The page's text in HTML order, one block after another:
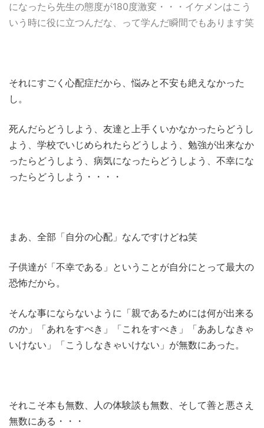
になったら先生の態度が180度激変・・・イケメンはこう
いう時に役に立つんだな、って学んだ瞬間でもあります笑
それにすごく心配症だから、悩みと不安も絶えなかった
し。
死んだらどうしよう、友達と上手くいかなかったらどうし
よう、学校でいじめられたらどうしよう、勉強が出来なか
ったらどうしよう、病気になったらどうしよう、不幸にな
ったらどうしよう・・・・
まあ、全部「自分の心配」なんですけどね笑
子供達が「不幸である」ということが自分にとって最大の
恐怖だから。
そんな事にならないように「親であるためには何が出来る
のか」「あれをすべき」「これをすべき」「ああしなきゃ
いけない」「こうしなきゃいけない」が無数にあった。
それこそ本も無数、人の体験談も無数、そして善と悪さえ
無数にある・・・